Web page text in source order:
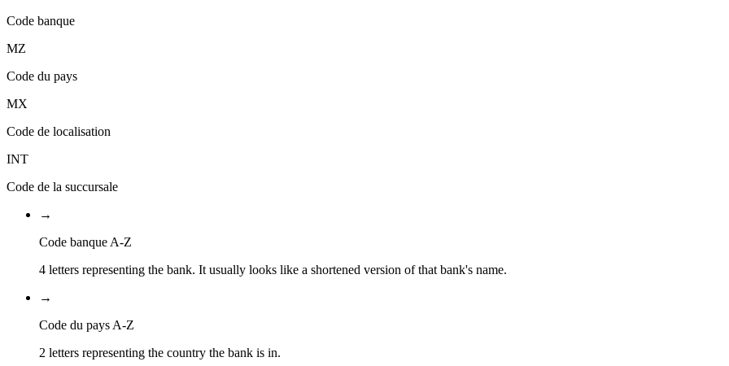
Code banque
MZ
Code du pays
MX
Code de localisation
INT
Code de la succursale
→
Code banque A-Z
4 letters representing the bank. It usually looks like a shortened version of that bank's name.
→
Code du pays A-Z
2 letters representing the country the bank is in.